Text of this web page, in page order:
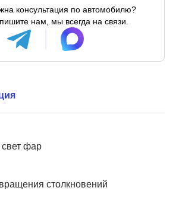
консультация по автомобилю?
нам, мы всегда на связи.
свет фар
столкновений